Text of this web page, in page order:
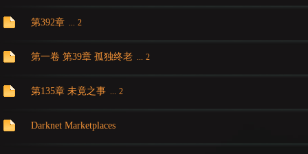
堂
第392章 ... 2
第一卷 第39章 孤独终老 ... 2
第135章 未竟之事 ... 2
Darknet Marketplaces